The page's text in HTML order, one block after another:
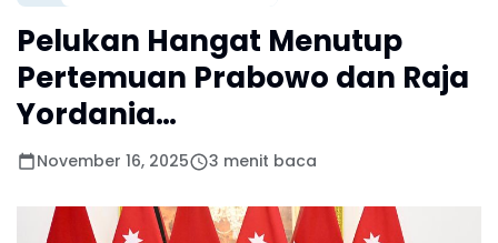
Pelukan Hangat Menutup
Pertemuan Prabowo dan Raja
Yordania…
November 16, 2025 3 menit baca